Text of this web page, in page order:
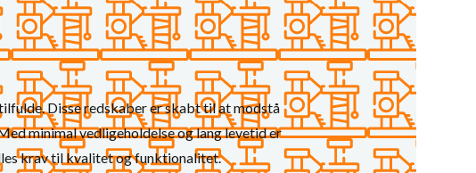
Disse redskaber er skabt til at modstå
minimal vedligeholdelse og lang levetid er
krav til kvalitet og funktionalitet.